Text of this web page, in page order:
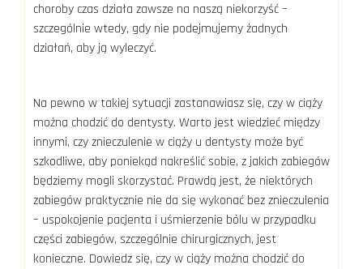
choroby czas działa zawsze na naszą niekorzyść –
szczególnie wtedy, gdy nie podejmujemy żadnych
działań, aby ją wyleczyć.
Na pewno w takiej sytuacji zastanawiasz się, czy w ciąży
można chodzić do dentysty. Warto jest wiedzieć między
innymi, czy znieczulenie w ciąży u dentysty może być
szkodliwe, aby poniekąd nakreślić sobie, z jakich zabiegów
będziemy mogli skorzystać. Prawdą jest, że niektórych
zabiegów praktycznie nie da się wykonać bez znieczulenia
– uspokojenie pacjenta i uśmierzenie bólu w przypadku
części zabiegów, szczególnie chirurgicznych, jest
konieczne. Dowiedz się, czy w ciąży można chodzić do